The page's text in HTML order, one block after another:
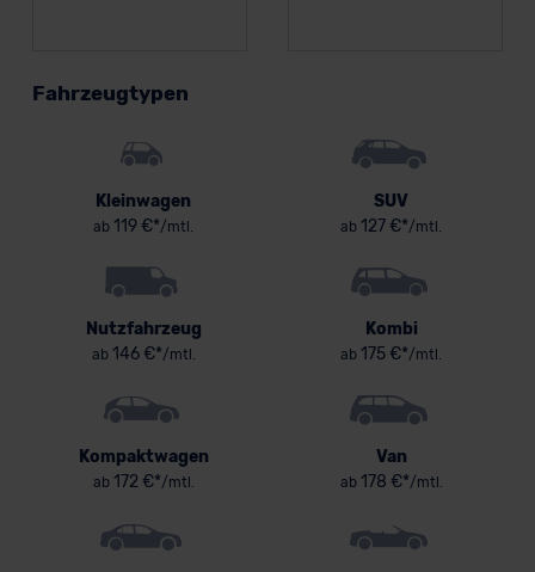
Fahrzeugtypen
Kleinwagen
ab 119 €*/mtl.
SUV
ab 127 €*/mtl.
Nutzfahrzeug
ab146 €*/mtl.
Kombi
ab 175 €*/mtl.
Kompaktwagen
ab172 €*/mtl.
Van
ab178 €*/mtl.